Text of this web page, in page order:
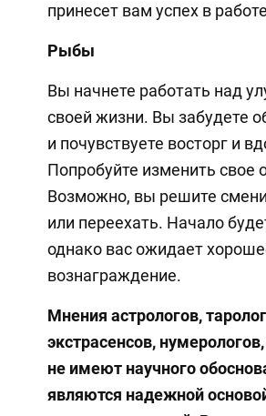
принесет вам успех в
Рыбы
Вы начнете работать над
своей жизни. Вы забудете
и почувствуете восторг и
Попробуйте изменить свое
Возможно, вы решите
или переехать. Начало
однако вас ожидает
вознаграждение.
Мнения астрологов,
экстрасенсов,
не имеют научного
являются надежной